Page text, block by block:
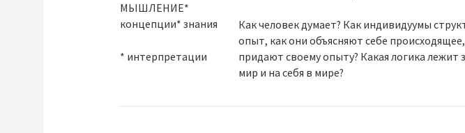
МЫШЛЕНИЕ*
концепции* знания
* интерпретации
Как человек думает? Как индивидуумы
опыт, как они объясняют себе
придают своему опыту? Какая логика лежит
мир и на себя в мире?